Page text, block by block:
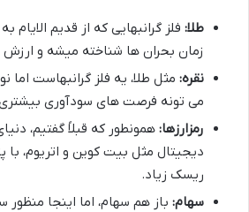
طلا: فلز گرانبهایی که از قدیم الایام
زمان بحران ها شناخته میشه و
نقره: مثل طلا، یه فلز گرانبهاست اما
می تونه فرصت های سودآوری
رمزارزها: همونطور که قبلاً گفتیم،
دیجیتال مثل بیت کوین و اتریوم، با
ریسک زیاد.
سهام: باز هم سهام، اما اینجا